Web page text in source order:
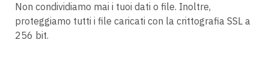
Non condividiamo mai i tuoi dati o file. Inoltre,
proteggiamo tutti i file caricati con la crittografia SSL a
256 bit.